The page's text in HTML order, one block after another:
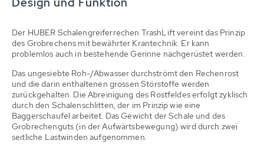
Der HUBER Schalengreiferrechen TrashLift vereint das Prinzip
des Grobrechens mit bewährter Krantechnik. Er kann
problemlos auch in bestehende Gerinne nachgerüstet werden.
Das ungesiebte Roh-/Abwasser durchströmt den Rechenrost
und die darin enthaltenen grossen Störstoffe werden
zurückgehalten. Die Abreinigung des Rostfeldes erfolgt zyklisch
durch den Schalenschlitten, der im Prinzip wie eine
Baggerschaufel arbeitet. Das Gewicht der Schale und des
Grobrechenguts (in der Aufwärtsbewegung) wird durch zwei
seitliche Lastwinden aufgenommen.